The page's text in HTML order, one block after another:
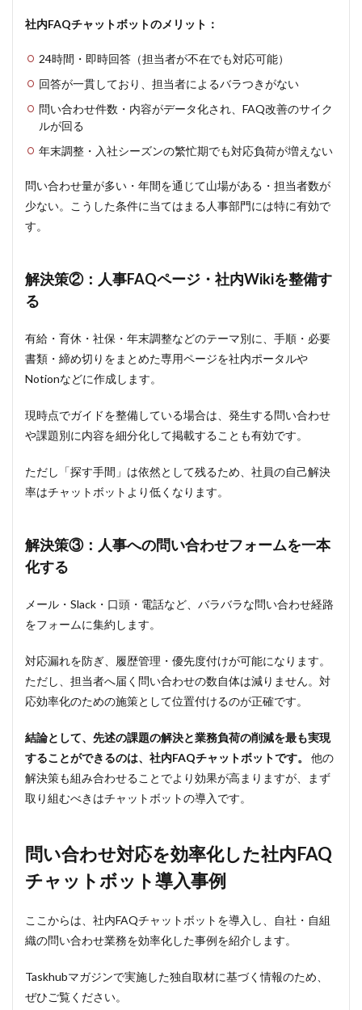
一本
る
問い
合わ
せ対
効率
た社
内
FAQ
入事
事例
①：
人
事・
への
電
話・
ル問
わせ
次対
応
【奈
生駒
事例
RAG
活用
FAQ
で700
名展
開・
3,200
【サ
ッポ
ロホ
ール
ング
ス株
式会
人事
社内FAQチャットボットのメリット：
24時間・即時回答（担当者が不在でも対応可能）
回答が一貫しており、担当者によるバラつきがない
問い合わせ件数・内容がデータ化され、FAQ改善のサイク
ルが回る
年末調整・入社シーズンの繁忙期でも対応負荷が増えない
問い合わせ量が多い・年間を通じて山場がある・担当者数が
少ない。こうした条件に当てはまる人事部門には特に有効で
す。
解決策②：人事FAQページ・社内Wikiを整備す
る
有給・育休・社保・年末調整などのテーマ別に、手順・必要
書類・締め切りをまとめた専用ページを社内ポータルや
Notionなどに作成します。
現時点でガイドを整備している場合は、発生する問い合わせ
や課題別に内容を細分化して掲載することも有効です。
ただし「探す手間」は依然として残るため、社員の自己解決
率はチャットボットより低くなります。
解決策③：人事への問い合わせフォームを一本
化する
メール・Slack・口頭・電話など、バラバラな問い合わせ経路
をフォームに集約します。
対応漏れを防ぎ、履歴管理・優先度付けが可能になります。
ただし、担当者へ届く問い合わせの数自体は減りません。対
応効率化のための施策として位置付けるのが正確です。
結論として、先述の課題の解決と業務負荷の削減を最も実現
することができるのは、社内FAQチャットボットです。
他の
解決策も組み合わせることでより効果が高まりますが、まず
取り組むべきはチャットボットの導入です。
問い合わせ対応を効率化した社内FAQ
チャットボット導入事例
ここからは、社内FAQチャットボットを導入し、自社・自組
織の問い合わせ業務を効率化した事例を紹介します。
Taskhubマガジンで実施した独自取材に基づく情報のため、
ぜひご覧ください。